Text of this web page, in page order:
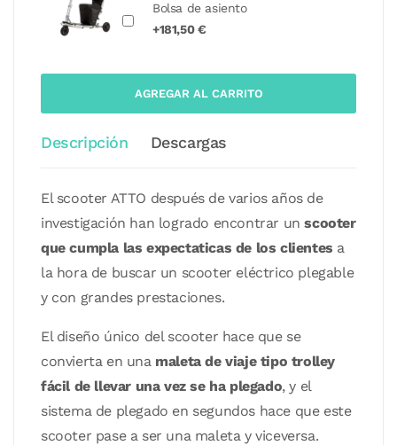
Bolsa de asiento
+181,50 €
AGREGAR AL CARRITO
Descripción Descargas
El scooter ATTO después de varios años de
investigación han logrado encontrar unscooter
que cumpla las expectaticas de los clientes a
la hora de buscar un scooter eléctrico plegable
y con grandes prestaciones.
El diseño único del scooter hace que se
convierta en una maleta de viaje tipo trolley
fácil de llevar una vez se ha plegado, y el
sistema de plegado en segundos hace que este
scooter pase a ser una maleta y viceversa.